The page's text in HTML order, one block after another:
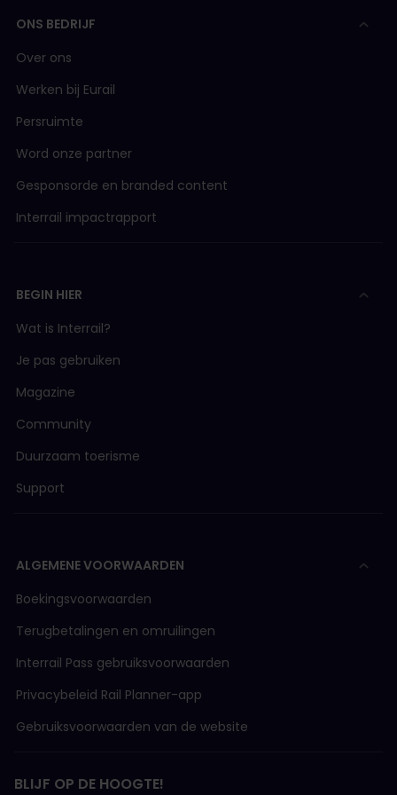
reserveringen van je account.
niet langer wilt, klik op 'Tickets terugbetalen' en
volg de stappen om een terugbetaling te
krijgen.*
Stap 3
datum van het terugbetalingsverzoek
naar ons kantoor (we zullen een retouradres
worden gestuurd).**
niet hebben ontvangen, kunnen we je
*Nadat je je terugbetalingsverzoek hebt
worden verwerkt voor die zitplaatsreservering.
Let op: je bent verantwoordelijk voor de kosten
ticket(s) naar ons kantoor. Deze kosten worden
niet terugbetaald of vergoed. We kunnen het
ONS BEDRIJF
Over ons
Werken bij Eurail
Persruimte
Word onze partner
Gesponsorde en branded content
Interrail impactrapport
BEGIN HIER
Wat is Interrail?
Je pas gebruiken
Magazine
Community
Duurzaam toerisme
Support
ALGEMENE VOORWAARDEN
Boekingsvoorwaarden
Terugbetalingen en omruilingen
Interrail Pass gebruiksvoorwaarden
Privacybeleid Rail Planner-app
Gebruiksvoorwaarden van de website
BLIJF OP DE HOOGTE!